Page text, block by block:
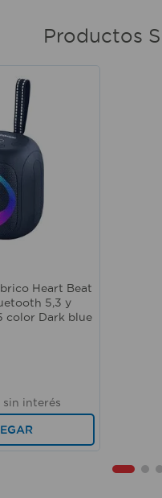
Productos
Heart Beat
5,3 y
color Dark blue
sin interés